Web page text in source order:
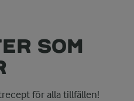
SOM
för alla tillfällen!